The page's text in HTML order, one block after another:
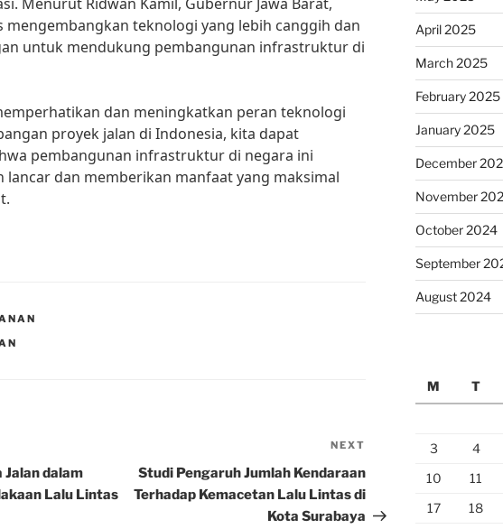
mengembangkan teknologi yang lebih canggih dan
untuk mendukung pembangunan infrastruktur di
dan meningkatkan peran teknologi
proyek jalan di Indonesia, kita dapat
pembangunan infrastruktur di negara ini
lancar dan memberikan manfaat yang maksimal
Jalan dalam
Lalu Lintas
Post
NEXT
Studi Pengaruh Jumlah Kendaraan
Terhadap Kemacetan Lalu Lintas di
Kota Surabaya
April 2025
March 2025
February 2025
January 2025
December
November
October 2024
September
August 2024
M
T
3
4
10
11
17
18